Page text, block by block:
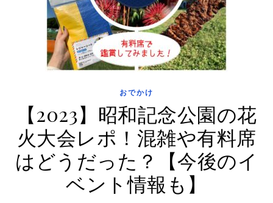
おでかけ
【2023】昭和記念公園の花
火大会レポ！混雑や有料席
はどうだった？【今後のイ
ベント情報も】